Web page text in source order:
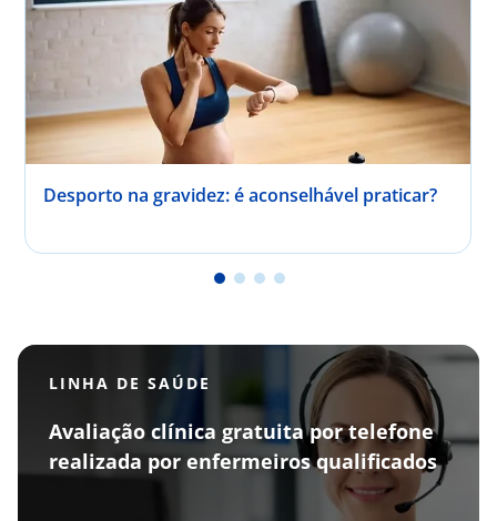
Desporto na gravidez: é aconselhável praticar?
LINHA DE SAÚDE
Avaliação clínica gratuita por telefone
realizada por enfermeiros qualificados